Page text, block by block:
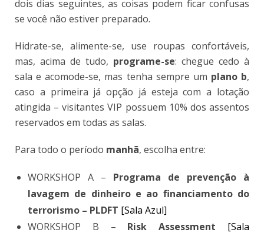
dois dias seguintes, as coisas podem ficar confusas
se você não estiver preparado.
Hidrate-se, alimente-se, use roupas confortáveis,
mas, acima de tudo, programe-se: chegue cedo à
sala e acomode-se, mas tenha sempre um plano b,
caso a primeira já opção já esteja com a lotação
atingida – visitantes VIP possuem 10% dos assentos
reservados em todas as salas.
Para todo o período manhã, escolha entre:
WORKSHOP A – Programa de prevenção à
lavagem de dinheiro e ao financiamento do
terrorismo – PLDFT [Sala Azul]
WORKSHOP B – Risk Assessment
[Sala